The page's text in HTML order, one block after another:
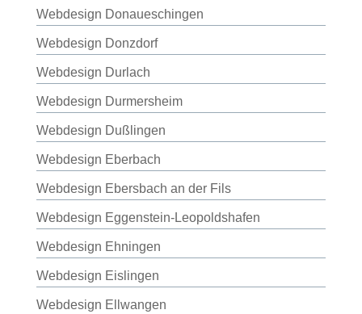
Webdesign Donaueschingen
Webdesign Donzdorf
Webdesign Durlach
Webdesign Durmersheim
Webdesign Dußlingen
Webdesign Eberbach
Webdesign Ebersbach an der Fils
Webdesign Eggenstein-Leopoldshafen
Webdesign Ehningen
Webdesign Eislingen
Webdesign Ellwangen